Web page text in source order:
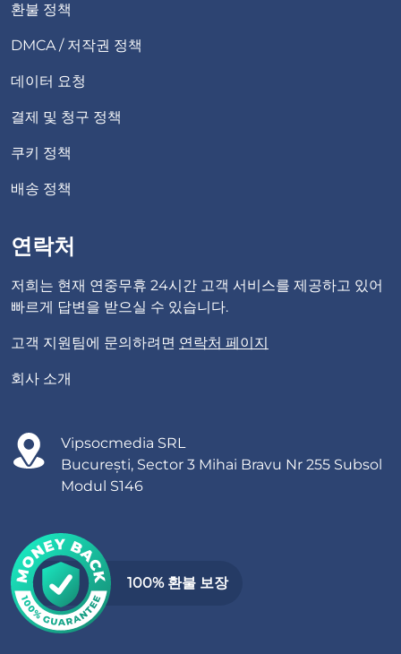
환불 정책
DMCA / 저작권 정책
데이터 요청
결제 및 청구 정책
쿠키 정책
배송 정책
연락처
저희는 현재 연중무휴 24시간 고객 서비스를 제공하고 있어
빠르게 답변을 받으실 수 있습니다.
고객 지원팀에 문의하려면 연락처 페이지
회사 소개
Vipsocmedia SRL
București, Sector 3 Mihai Bravu Nr 255 Subsol
Modul S146
100% 환불 보장